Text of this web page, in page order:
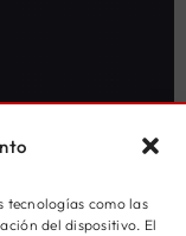
tecnologías como las
del dispositivo. El